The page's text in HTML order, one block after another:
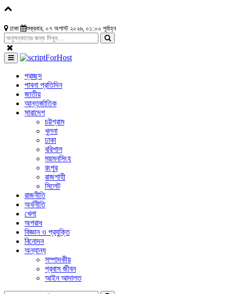
ঢাকা শুক্রবার, ০৭ অগাস্ট ২০২৬, ০১:০০ পূর্বাহ্ন
প্রচ্ছদ
পাবনা প্রতিদিন
জাতীয়
আন্তর্জাতিক
সারাদেশ
চট্টগ্রাম
খুলনা
ঢাকা
বরিশাল
ময়মনসিংহ
রংপুর
রাজশাহী
সিলেট
রাজনীতি
অর্থনীতি
খেলা
অপরাধ
বিজ্ঞান ও প্রযুক্তি
বিনোদন
অন্যান্য
সম্পাদকীয়
প্রবাস জীবন
আইন আদালত